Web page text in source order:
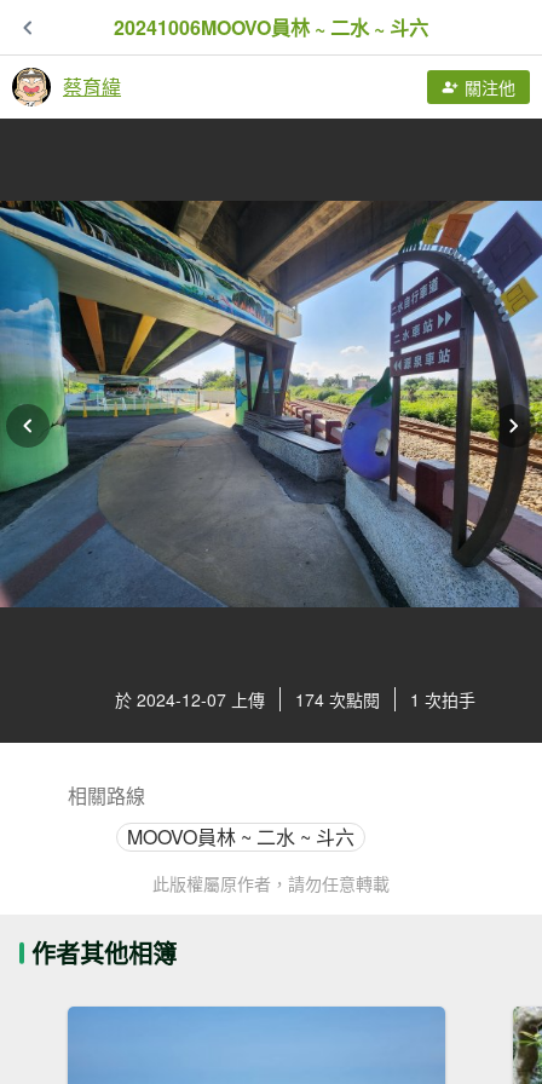
20241006MOOVO員林 ~ 二水 ~ 斗六
蔡育緯 關注他
於 2024-12-07 上傳 174 次點閱 1 次拍手
相關路線
MOOVO員林 ~ 二水 ~ 斗六
此版權屬原作者，請勿任意轉載
作者其他相簿